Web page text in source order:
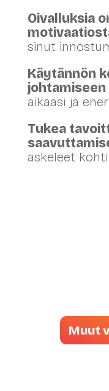
Oivalluksia
sinut
Käytännön
johtamiseen
aikaasi ja
Tukea
askeleet
Muut